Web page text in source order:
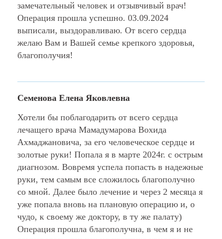
замечательный человек и отзывчивый врач!
Операция прошла успешно. 03.09.2024
выписали, выздоравливаю. От всего сердца
желаю Вам и Вашей семье крепкого здоровья,
благополучия!
Семенова Елена Яковлевна
Хотели бы поблагодарить от всего сердца
лечащего врача Мамадумарова Вохида
Ахмаджановича, за его человеческое сердце и
золотые руки! Попала я в марте 2024г. с острым
диагнозом. Вовремя успела попасть в надежные
руки, тем самым все сложилось благополучно
со мной. Далее было лечение и через 2 месяца я
уже попала вновь на плановую операцию и, о
чудо, к своему же доктору, в ту же палату)
Операция прошла благополучна, в чем я и не